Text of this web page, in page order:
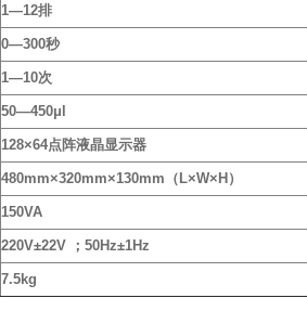
1—12排
0—300秒
1—10次
50—450μl
128×64点阵液晶显示器
480mm×320mm×130mm（L×W×H）
150VA
220V±22V ；50Hz±1Hz
7.5kg